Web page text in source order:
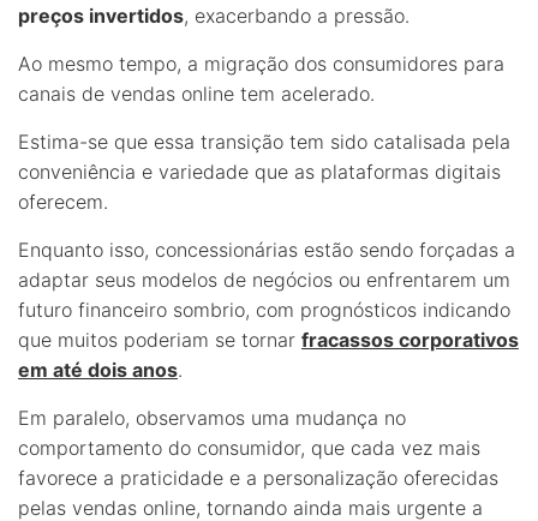
preços invertidos, exacerbando a pressão.
Ao mesmo tempo, a migração dos consumidores para
canais de vendas online tem acelerado.
Estima-se que essa transição tem sido catalisada pela
conveniência e variedade que as plataformas digitais
oferecem.
Enquanto isso, concessionárias estão sendo forçadas a
adaptar seus modelos de negócios ou enfrentarem um
futuro financeiro sombrio, com prognósticos indicando
que muitos poderiam se tornar fracassos corporativos
em até dois anos.
Em paralelo, observamos uma mudança no
comportamento do consumidor, que cada vez mais
favorece a praticidade e a personalização oferecidas
pelas vendas online, tornando ainda mais urgente a